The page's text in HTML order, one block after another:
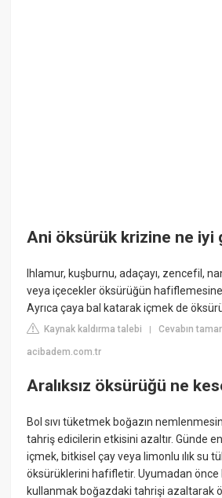
Ani öksürük krizine ne iyi
Ihlamur, kuşburnu, adaçayı, zencefil,
veya içecekler öksürüğün hafiflemesine
Ayrıca çaya bal katarak içmek de
Kaynak kaldırma talebi |Cevabın
acibadem.com.tr
Aralıksız öksürüğü ne
Bol sıvı tüketmek boğazın
tahriş edicilerin etkisini azaltır. Günde
içmek, bitkisel çay veya limonlu ılık su
öksürüklerini hafifletir. Uyumadan önce
kullanmak boğazdaki tahrişi azaltarak